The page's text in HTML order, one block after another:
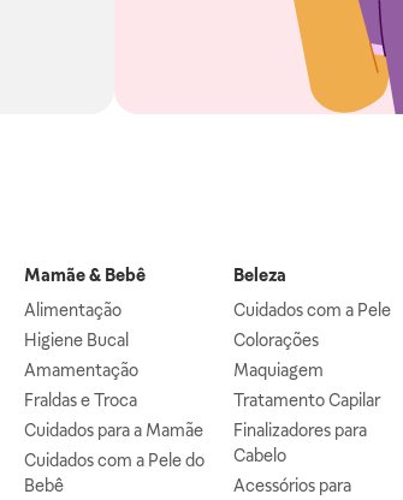
Mamãe & Bebê
Alimentação
Higiene Bucal
Amamentação
Fraldas e Troca
Cuidados para a Mamãe
Cuidados com a Pele do
Bebê
Beleza
Cuidados com a Pele
Colorações
Maquiagem
Tratamento Capilar
Finalizadores para
Cabelo
Acessórios para